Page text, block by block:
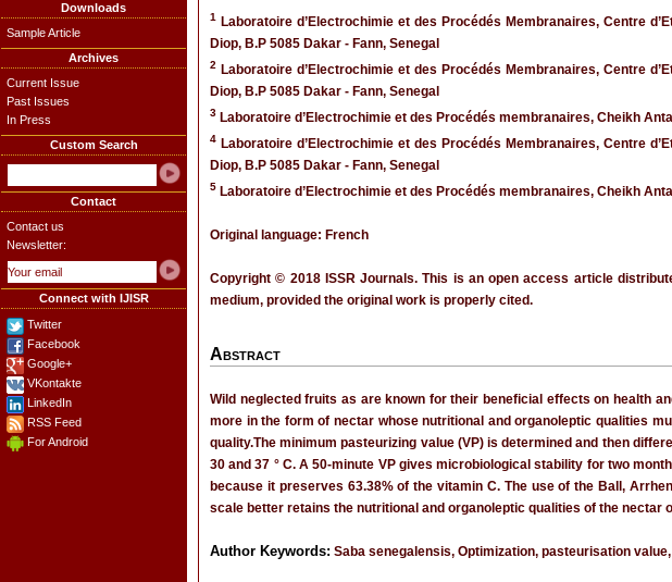
Downloads
Sample Article
Archives
Current Issue
Past Issues
In Press
Custom Search
Contact
Contact us
Newsletter:
Connect with IJISR
Twitter
Facebook
Google+
VKontakte
LinkedIn
RSS Feed
For Android
1
Laboratoire d’Electrochimie et des Procédés Membranaires, Centre
Diop, B.P 5085 Dakar - Fann, Senegal
2
Laboratoire d’Electrochimie et des Procédés Membranaires, Centre
Diop, B.P 5085 Dakar - Fann, Senegal
3 Laboratoire d’Electrochimie et des Procédés membranaires, Cheikh
4 Laboratoire d’Electrochimie et des Procédés Membranaires, Centre
Diop, B.P 5085 Dakar - Fann, Senegal
5 Laboratoire d’Electrochimie et des Procédés membranaires, Cheikh
Original language: French
Copyright © 2018 ISSR Journals. This is an open access article
medium, provided the original work is properly cited.
Abstract
Wild neglected fruits as are known for their beneficial effects on health
more in the form of nectar whose nutritional and organoleptic qualities
quality.The minimum pasteurizing value (VP) is determined and then
30 and 37 ° C. A 50-minute VP gives microbiological stability for two
because it preserves 63.38% of the vitamin C. The use of the Ball,
scale better retains the nutritional and organoleptic qualities of the nectar
Author Keywords: Saba senegalensis, Optimization, pasteurisation